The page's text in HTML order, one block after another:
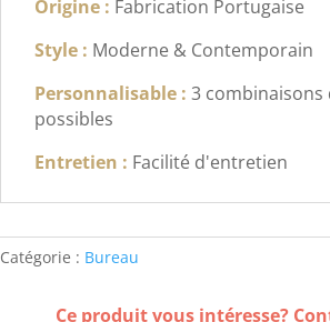
Origine : Fabrication Portugaise
Style : Moderne & Contemporain
Personnalisable : 3 combinaisons
possibles
Entretien : Facilité d'entretien
Catégorie : Bureau
Ce produit vous intéresse?